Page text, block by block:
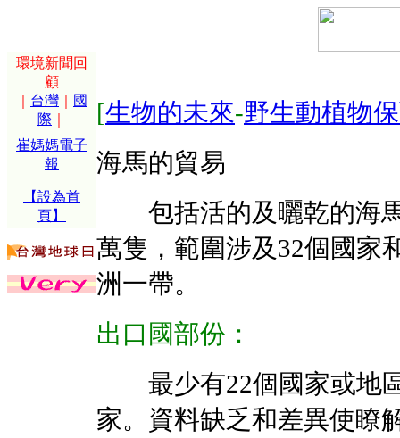
環境新聞回
顧
台灣
國
際
崔媽媽電子
報
【設為首
頁】
[生物的未來-野生動植物
海馬的貿易
包括活的及曬乾的海馬
萬隻，範圍涉及32個國家
洲一帶。
出口國部份：
最少有22個國家或地
家。資料缺乏和差異使瞭